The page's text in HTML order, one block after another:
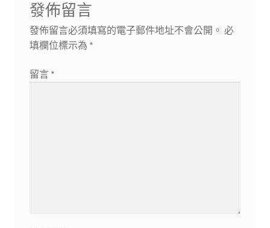
發佈留言
發佈留言必須填寫的電子郵件地址不會公開。 必
填欄位標示為 *
留言 *